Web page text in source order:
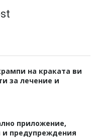
на краката ви
за лечение и
приложение,
и предупреждения